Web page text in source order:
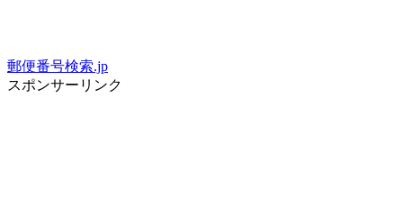
郵便番号検索.jp
スポンサーリンク